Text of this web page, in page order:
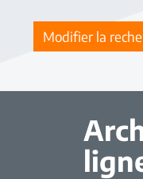
Modifier la